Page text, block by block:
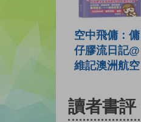
空中飛傭：傭
仔膠流日記@
維記澳洲航空
讀者書評